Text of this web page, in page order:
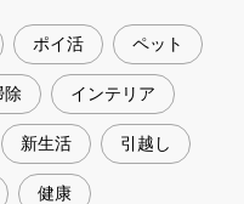
ポイ活 ペット
除 インテリア
新生活 引越し
健康